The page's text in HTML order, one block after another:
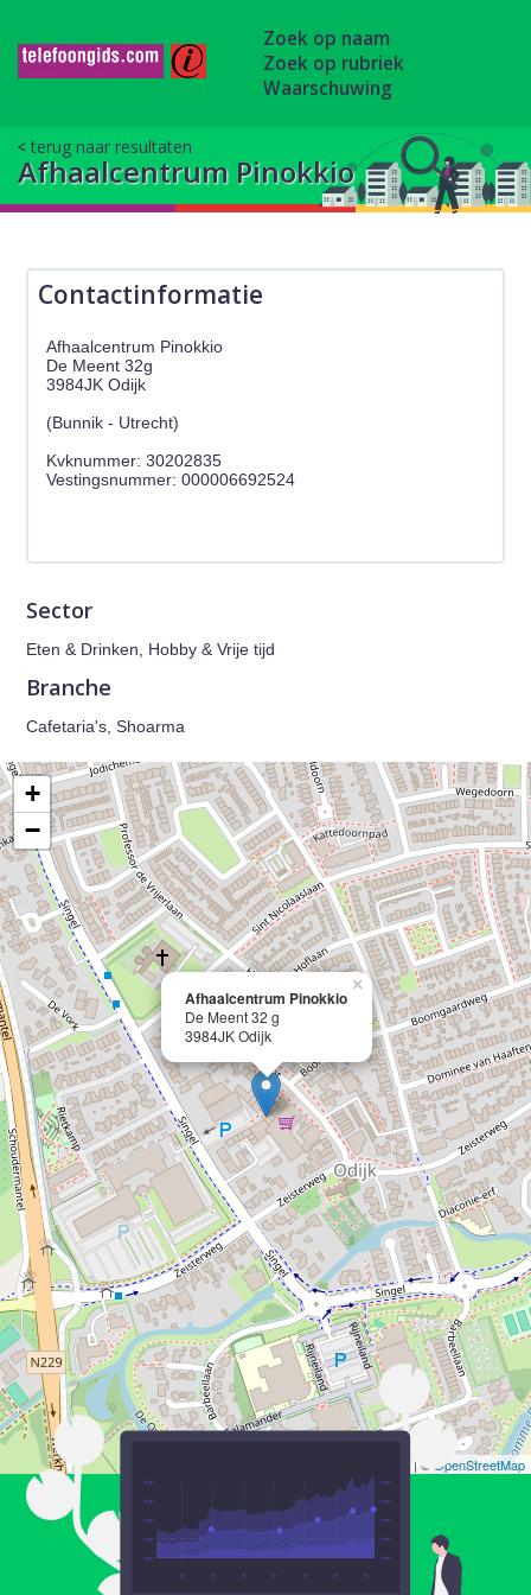
Zoek op naam
Zoek op rubriek
Waarschuwing
terug naar resultaten
Afhaalcentrum Pinokkio
Contactinformatie
Afhaalcentrum Pinokkio
De Meent 32g
3984JK Odijk
(Bunnik - Utrecht)
Kvknummer: 30202835
Sector
Eten & Drinken, Hobby & Vrije tijd
Branche
Cafetaria's, Shoarma
Afhaalcentrum Pinokkio
De Meent 32 g
3984JK Odijk
×
+
−
| © OpenStreetMap